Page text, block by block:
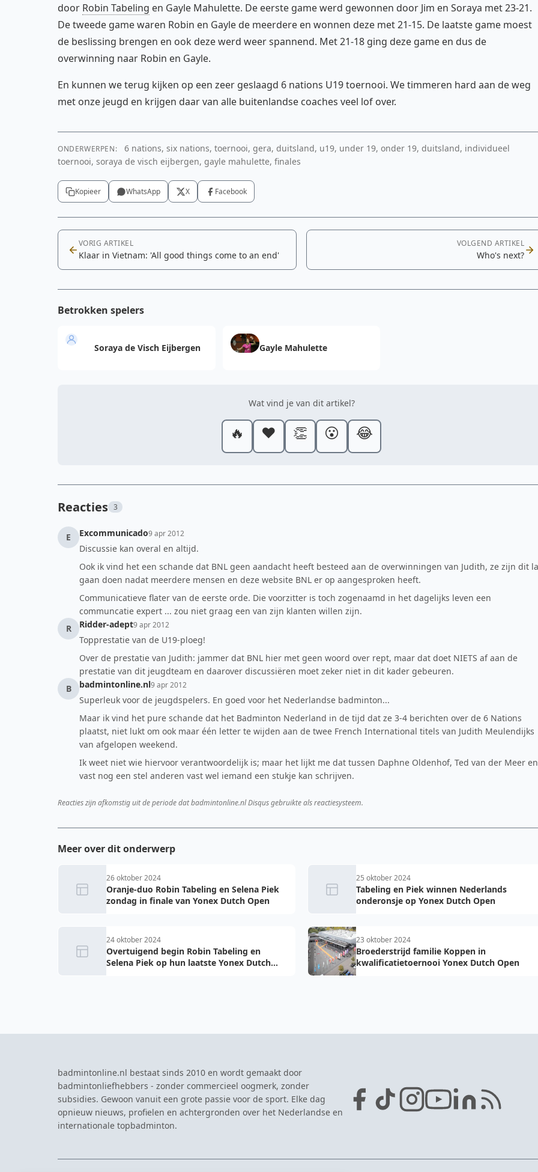
door Robin Tabeling en Gayle Mahulette. De eerste game werd gewonnen door Jim en Soraya met 23-21.
De tweede game waren Robin en Gayle de meerdere en wonnen deze met 21-15. De laatste game moest
de beslissing brengen en ook deze werd weer spannend. Met 21-18 ging deze game en dus de
overwinning naar Robin en Gayle.
En kunnen we terug kijken op een zeer geslaagd 6 nations U19 toernooi. We timmeren hard aan de weg
met onze jeugd en krijgen daar van alle buitenlandse coaches veel lof over.
ONDERWERPEN:
6 nations, six nations, toernooi, gera, duitsland, u19, under 19, onder 19, duitsland, individueel
toernooi, soraya de visch eijbergen, gayle mahulette, finales
Kopieer WhatsApp X Facebook
VORIG ARTIKEL
Klaar in Vietnam: 'All good things come to an end'
VOLGEND ARTIKEL
Who's next?
Betrokken spelers
Soraya de Visch Eijbergen Gayle Mahulette
Wat vind je van dit artikel?
🔥 ❤️ 👏 😮 😂
Reacties 3
E Excommunicado9 apr 2012
Discussie kan overal en altijd.
Ook ik vind het een schande dat BNL geen aandacht heeft besteed aan de overwinningen van Judith, ze zijn dit
gaan doen nadat meerdere mensen en deze website BNL er op aangesproken heeft.
Communicatieve flater van de eerste orde. Die voorzitter is toch zogenaamd in het dagelijks leven een
communcatie expert ... zou niet graag een van zijn klanten willen zijn.
R
Ridder-adept9 apr 2012
Topprestatie van de U19-ploeg!
Over de prestatie van Judith: jammer dat BNL hier met geen woord over rept, maar dat doet NIETS af aan de
prestatie van dit jeugdteam en daarover discussiëren moet zeker niet in dit kader gebeuren.
B
badmintonline.nl9 apr 2012
Superleuk voor de jeugdspelers. En goed voor het Nederlandse badminton...
Maar ik vind het pure schande dat het Badminton Nederland in de tijd dat ze 3-4 berichten over de 6 Nations
plaatst, niet lukt om ook maar één letter te wijden aan de twee French International titels van Judith Meulendijks
van afgelopen weekend.
Ik weet niet wie hiervoor verantwoordelijk is; maar het lijkt me dat tussen Daphne Oldenhof, Ted van der Meer en
vast nog een stel anderen vast wel iemand een stukje kan schrijven.
Reacties zijn afkomstig uit de periode dat badmintonline.nl Disqus gebruikte als reactiesysteem.
Meer over dit onderwerp
26 oktober 2024
Oranje-duo Robin Tabeling en Selena Piek
zondag in finale van Yonex Dutch Open
25 oktober 2024
Tabeling en Piek winnen Nederlands
onderonsje op Yonex Dutch Open
24 oktober 2024
Overtuigend begin Robin Tabeling en
Selena Piek op hun laatste Yonex Dutch
23 oktober 2024
Broederstrijd familie Koppen in
kwalificatietoernooi Yonex Dutch Open
badmintonline.nl bestaat sinds 2010 en wordt gemaakt door
badmintonliefhebbers - zonder commercieel oogmerk, zonder
subsidies. Gewoon vanuit een grote passie voor de sport. Elke dag
opnieuw nieuws, profielen en achtergronden over het Nederlandse en
internationale topbadminton.